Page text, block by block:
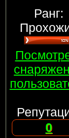
Ранг:
0